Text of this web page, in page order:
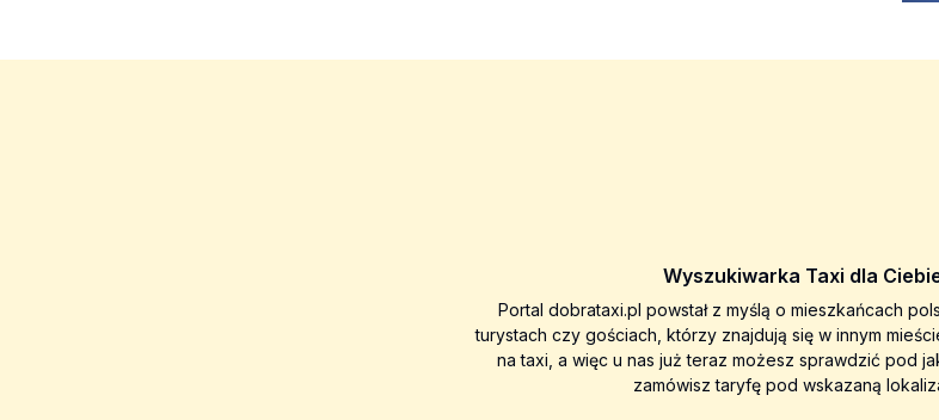
Wyszukiwarka Taxi dla
Portal dobrataxi.pl powstał z myślą o mieszkańcach
turystach czy gościach, którzy znajdują się w innym
na taxi, a więc u nas już teraz możesz sprawdzić pod
zamówisz taryfę pod wskazaną